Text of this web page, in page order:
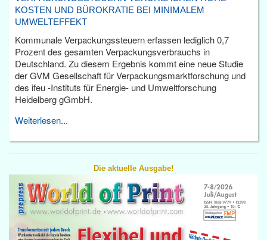
KOSTEN UND BÜROKRATIE BEI MINIMALEM
UMWELTEFFEKT
Kommunale Verpackungssteuern erfassen lediglich 0,7
Prozent des gesamten Verpackungsverbrauchs in
Deutschland. Zu diesem Ergebnis kommt eine neue Studie
der GVM Gesellschaft für Verpackungsmarktforschung und
des ifeu -Instituts für Energie- und Umweltforschung
Heidelberg gGmbH.
Weiterlesen...
Die aktuelle Ausgabe!